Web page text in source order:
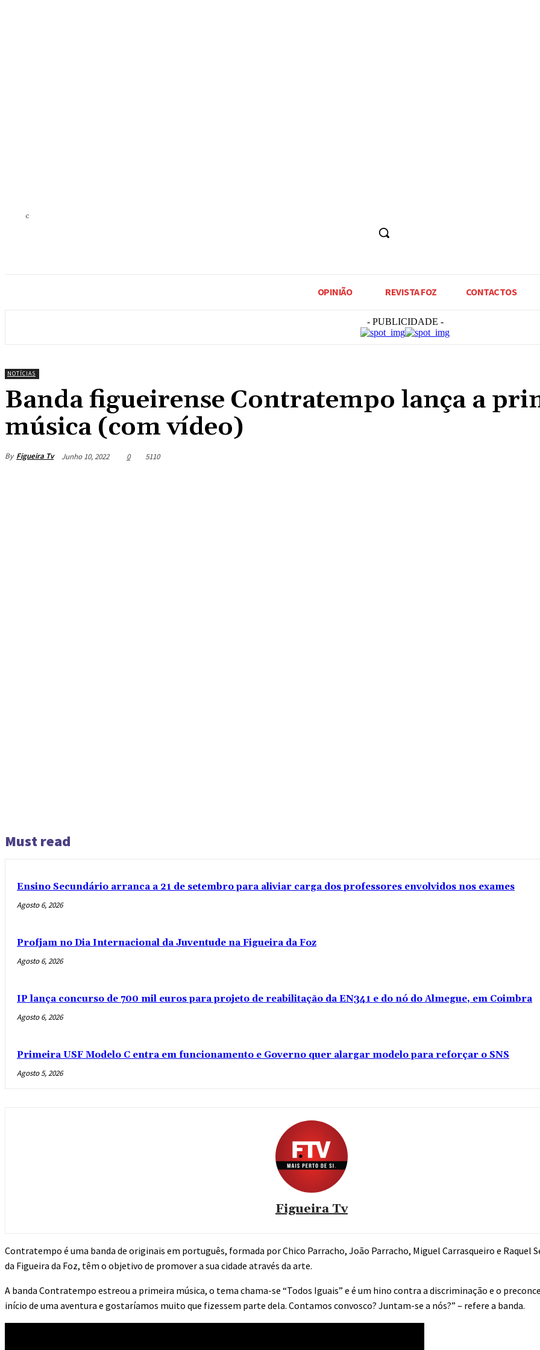
C
OPINIÃO REVISTA FOZ CONTACTOS
- PUBLICIDADE -
NOTÍCIAS
Banda figueirense Contratempo lança a
música (com vídeo)
By Figueira Tv Junho 10, 2022 0 5110
Must read
Ensino Secundário arranca a 21 de setembro para aliviar carga dos professores envolvidos nos exames
Agosto 6, 2026
Profjam no Dia Internacional da Juventude na Figueira da Foz
Agosto 6, 2026
IP lança concurso de 700 mil euros para projeto de reabilitação da EN341 e do nó do Almegue, em Coimbra
Agosto 6, 2026
Primeira USF Modelo C entra em funcionamento e Governo quer alargar modelo para reforçar o SNS
Agosto 5, 2026
Figueira Tv
Contratempo é uma banda de originais em português, formada por Chico Parracho, João Parracho, Miguel Carrasqueiro e Raquel
da Figueira da Foz, têm o objetivo de promover a sua cidade através da arte.
A banda Contratempo estreou a primeira música, o tema chama-se “Todos Iguais” e é um hino contra a discriminação e o
início de uma aventura e gostaríamos muito que fizessem parte dela. Contamos convosco? Juntam-se a nós?” – refere a banda.